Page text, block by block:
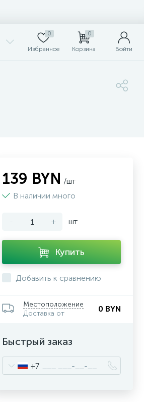
0
Избранное
0
Корзина Войти
139 BYN /шт
В наличии много
- + шт
Купить
Добавить к сравнению
Местоположение
Доставка от
0 BYN
Быстрый заказ
+7